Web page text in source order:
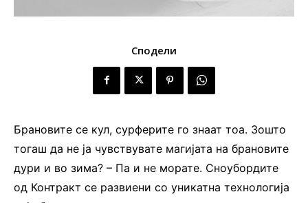
Сподели
Брановите се кул, сурферите го знаат тоа. Зошто
тогаш да не ја чувствувате магијата на брановите
дури и во зима? – Па и не морате. Сноубордите
од Контракт се развиени со уникатна технологија